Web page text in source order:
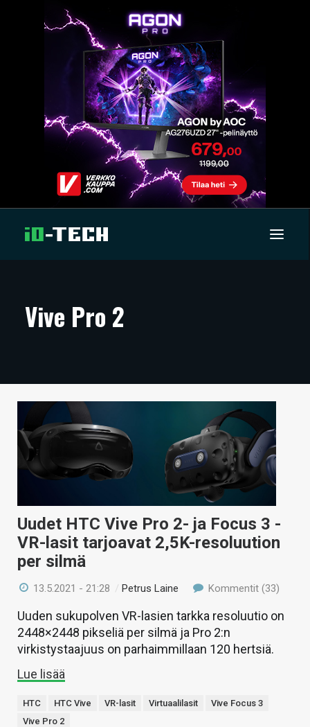
ARTIKKELIT
TECHBBS
TIETOA
HINTA.FI
KAUPPA
VAIHDA TEEMA
Vive Pro 2
Uudet HTC Vive Pro 2- ja Focus 3 -
VR-lasit tarjoavat 2,5K-resoluution
per silmä
13.5.2021 - 21:28 /Petrus Laine Kommentit (33)
Uuden sukupolven VR-lasien tarkka resoluutio on
2448×2448 pikseliä per silmä ja Pro 2:n
virkistystaajuus on parhaimmillaan 120 hertsiä.
Lue lisää
HTC HTC Vive VR-lasit Virtuaalilasit
Vive Focus 3
Vive Pro 2